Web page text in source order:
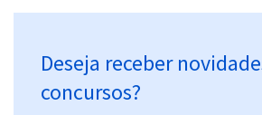
Deseja receber
concursos?